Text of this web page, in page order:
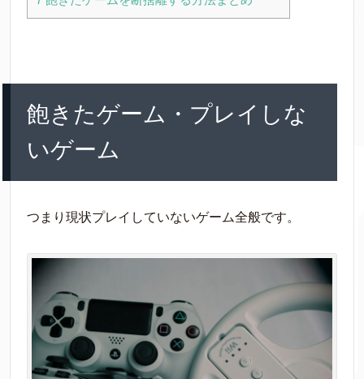
飽きたゲーム・プレイしな
いゲーム
つまり現状プレイしていないゲーム全般です。